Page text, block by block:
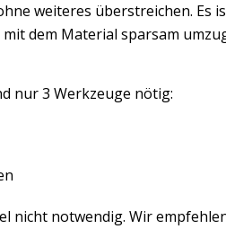
weiteres überstreichen. Es
dem Material sparsam
nur 3 Werkzeuge nötig:
nicht notwendig. Wir